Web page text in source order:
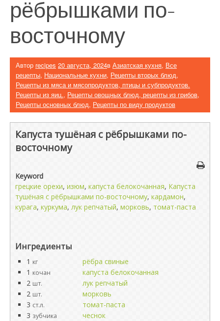
рёбрышками по-
восточному
Автор recipes 20 августа, 2024в Азиатская кухня, Все
рецепты, Национальные кухни, Рецепты вторых блюд,
Рецепты из мяса и мясопродуктов, птицы и субпродуктов.
Рецепты из яиц., Рецепты овощных блюд, рецепты из грибов,
Рецепты основных блюд, Рецепты по виду продуктов
Капуста тушёная с рёбрышками по-
восточному
Keyword
грецкие орехи, изюм, капуста белокочанная, Капуста
тушёная с рёбрышками по-восточному, кардамон,
курага, куркума, лук репчатый, морковь, томат-паста
Ингредиенты
1 кг
рёбра свиные
1 кочан
капуста белокочанная
2 шт.
лук репчатый
2 шт.
морковь
3 ст.л.
томат-паста
3 зубчика
чеснок